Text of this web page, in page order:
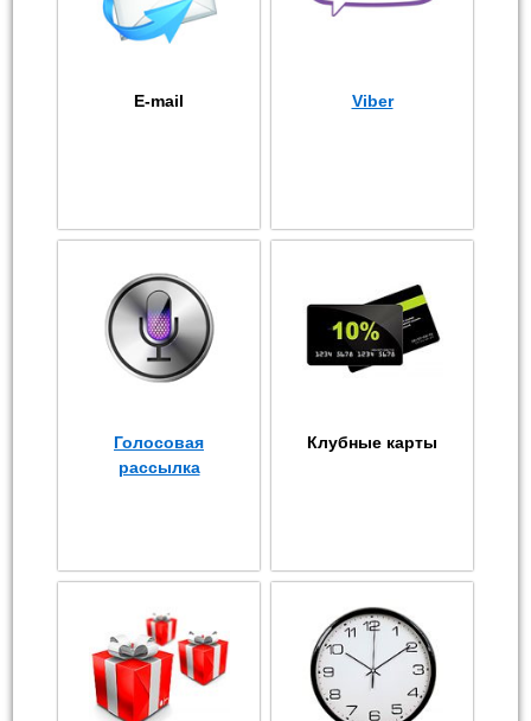
E-mail Viber
Голосовая
рассылка
Клубные карты